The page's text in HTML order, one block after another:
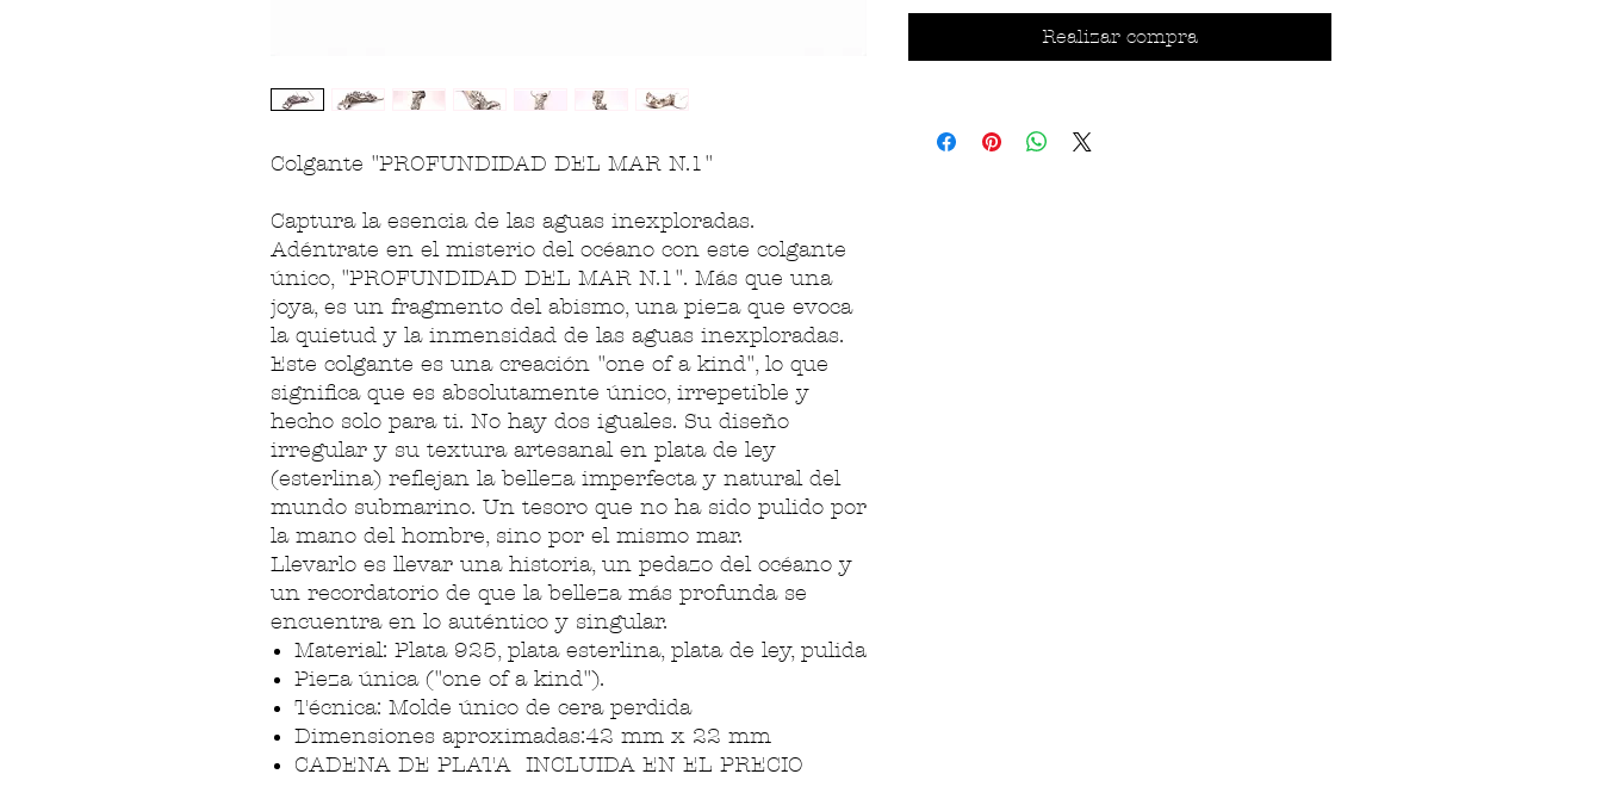
Colgante "PROFUNDIDAD DEL MAR N.1"
Captura la esencia de las aguas inexploradas.
Adéntrate en el misterio del océano con este colgante
único, "PROFUNDIDAD DEL MAR N.1". Más que una
joya, es un fragmento del abismo, una pieza que evoca
la quietud y la inmensidad de las aguas inexploradas.
Este colgante es una creación "one of a kind", lo que
significa que es absolutamente único, irrepetible y
hecho solo para ti. No hay dos iguales. Su diseño
irregular y su textura artesanal en plata de ley
(esterlina) reflejan la belleza imperfecta y natural del
mundo submarino. Un tesoro que no ha sido pulido por
la mano del hombre, sino por el mismo mar.
Llevarlo es llevar una historia, un pedazo del océano y
un recordatorio de que la belleza más profunda se
encuentra en lo auténtico y singular.
Material: Plata 925, plata esterlina, plata de ley, pulida
Pieza única ("one of a kind").
Técnica: Molde único de cera perdida
Dimensiones aproximadas:42 mm x 22 mm
CADENA DE PLATA INCLUIDA EN EL PRECIO
Realizar compra